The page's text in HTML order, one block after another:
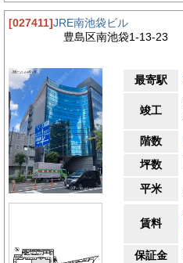
[027411]JRE南池袋ビル
豊島区南池袋1-13-23
最寄駅
竣工
階数
坪数
平米
賃料
保証金